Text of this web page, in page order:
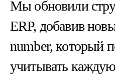
Мы обновили
ERP, добавив
number, который
учитывать